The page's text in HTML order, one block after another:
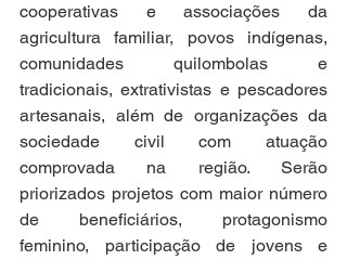
cooperativas e associações da
agricultura familiar, povos indígenas,
comunidades quilombolas e
tradicionais, extrativistas e pescadores
artesanais, além de organizações da
sociedade civil com atuação
comprovada na região. Serão
priorizados projetos com maior número
de beneficiários, protagonismo
feminino, participação de jovens e